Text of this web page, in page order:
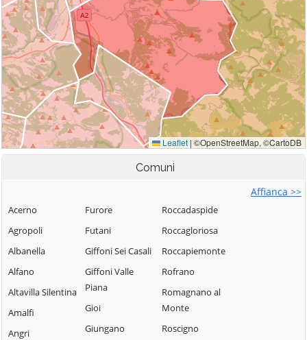
Comuni
Affianca >>
Acerno
Agropoli
Albanella
Alfano
Altavilla Silentina
Amalfi
Angri
Furore
Futani
Giffoni Sei Casali
Giffoni Valle
Piana
Gioi
Giungano
Roccadaspide
Roccagloriosa
Roccapiemonte
Rofrano
Romagnano al
Monte
Roscigno